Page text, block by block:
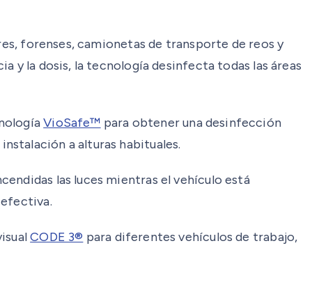
forenses, camionetas de transporte de reos y
y la dosis, la tecnología desinfecta todas las áreas
VioSafe™ para obtener una desinfección
a alturas habituales.
las luces mientras el vehículo está
efectiva.
CODE 3® para diferentes vehículos de trabajo,